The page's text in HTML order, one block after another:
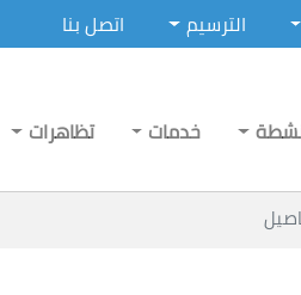
الترسيم اتصل بنا
خدمات تظاهرات